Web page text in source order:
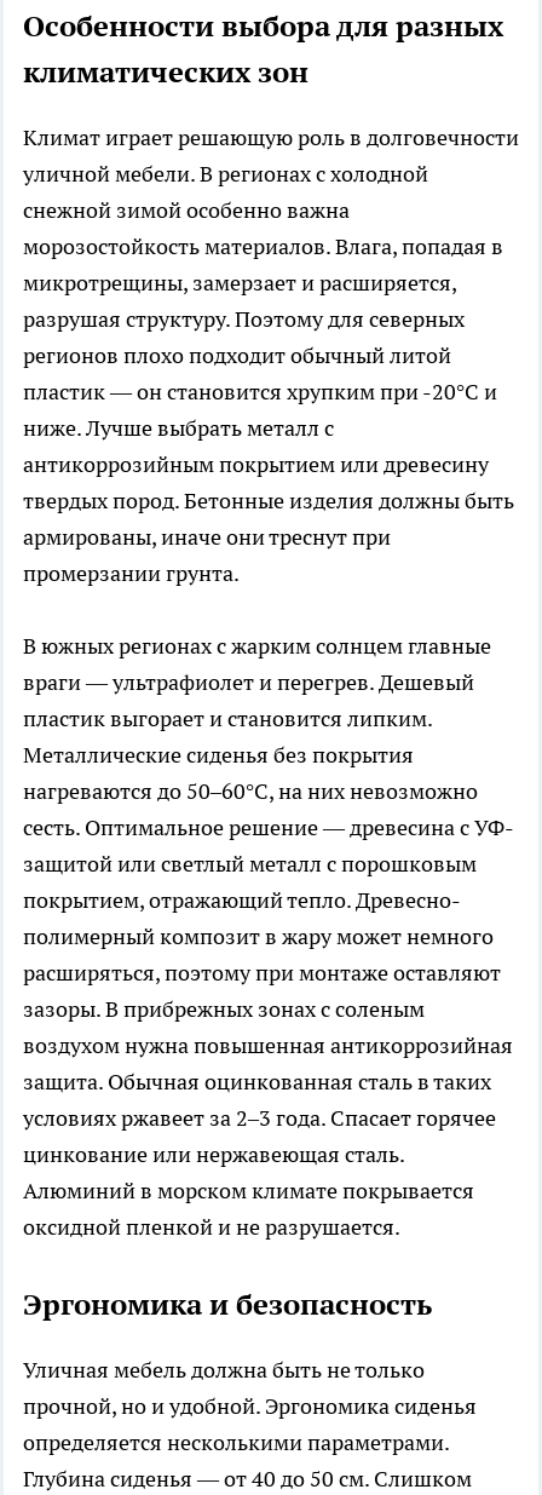
Особенности выбора для разных
климатических зон
Климат играет решающую роль в долговечности
уличной мебели. В регионах с холодной
снежной зимой особенно важна
морозостойкость материалов. Влага, попадая в
микротрещины, замерзает и расширяется,
разрушая структуру. Поэтому для северных
регионов плохо подходит обычный литой
пластик — он становится хрупким при -20°C и
ниже. Лучше выбрать металл с
антикоррозийным покрытием или древесину
твердых пород. Бетонные изделия должны быть
армированы, иначе они треснут при
промерзании грунта.
В южных регионах с жарким солнцем главные
враги — ультрафиолет и перегрев. Дешевый
пластик выгорает и становится липким.
Металлические сиденья без покрытия
нагреваются до 50–60°C, на них невозможно
сесть. Оптимальное решение — древесина с УФ-
защитой или светлый металл с порошковым
покрытием, отражающий тепло. Древесно-
полимерный композит в жару может немного
расширяться, поэтому при монтаже оставляют
зазоры. В прибрежных зонах с соленым
воздухом нужна повышенная антикоррозийная
защита. Обычная оцинкованная сталь в таких
условиях ржавеет за 2–3 года. Спасает горячее
цинкование или нержавеющая сталь.
Алюминий в морском климате покрывается
оксидной пленкой и не разрушается.
Эргономика и безопасность
Уличная мебель должна быть не только
прочной, но и удобной. Эргономика сиденья
определяется несколькими параметрами.
Глубина сиденья — от 40 до 50 см. Слишком